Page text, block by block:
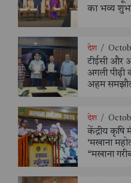
का भव्य
देश /
टीईसी और
अगली पीढ़ी
अहम
देश /
केंद्रीय कृषि
‘मखाना
“मखाना